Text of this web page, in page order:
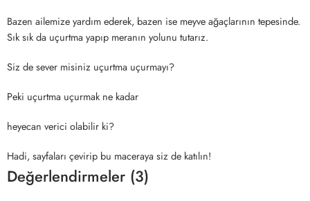
Bazen ailemize yardım ederek, bazen ise meyve ağaçlarının tepesinde.
Sık sık da uçurtma yapıp meranın yolunu tutarız.
Siz de sever misiniz uçurtma uçurmayı?
Peki uçurtma uçurmak ne kadar
heyecan verici olabilir ki?
Hadi, sayfaları çevirip bu maceraya siz de katılın!
Değerlendirmeler (3)